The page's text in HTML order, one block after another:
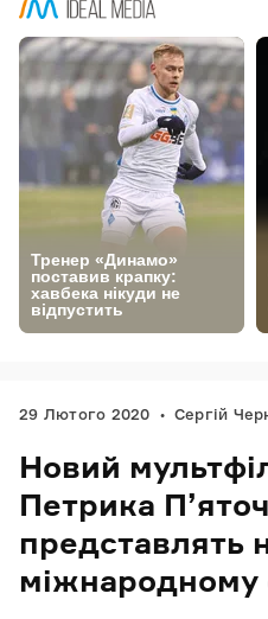
29 Лютого 2020 Сергій
Новий
Петрика
представлять
міжнародному